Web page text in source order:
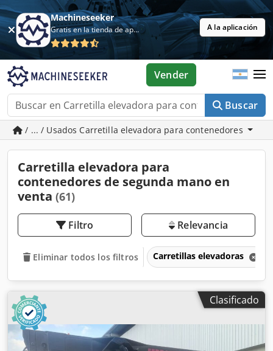
Machineseeker
Gratis en la tienda de aplicaciones A la aplicación
Buscar
Vender
/ ... / Usados Carretilla elevadora para contenedores
Carretilla elevadora para
contenedores de segunda mano en
venta (61)
Filtro Relevancia
Eliminar todos los filtros Carretillas elevadoras
Clasificado